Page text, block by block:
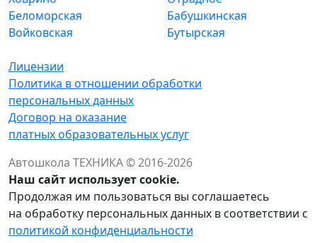
Беломорская
Войковская
Бабушкинская
Бутырская
Лицензии
Политика в отношении обработки
персональных данных
Договор на оказание
платных образовательных услуг
Автошкола ТЕХНИКА © 2016-2026
Наш сайт использует cookie.
Продолжая им пользоваться вы соглашаетесь
на обработку персональных данных в соответствии с
политикой конфиденциальности